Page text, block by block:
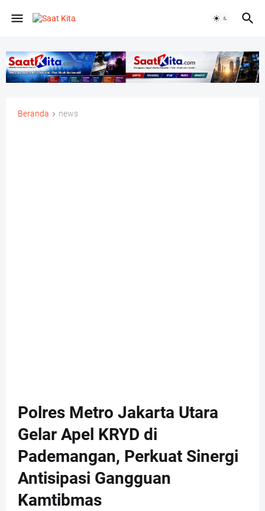
Beranda news
Polres Metro Jakarta Utara
Gelar Apel KRYD di
Pademangan, Perkuat Sinergi
Antisipasi Gangguan
Kamtibmas